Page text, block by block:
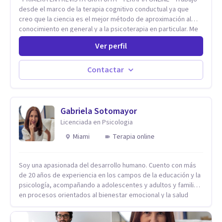
desde el marco de la terapia cognitivo conductual ya que
creo que la ciencia es el mejor método de aproximación al
conocimiento en general y a la psicoterapia en particular. Me
interesan los procesos de cambio conductual por los que una
persona pueda alcanzar sus objetivos, transitando,
aceptando y modificando sus patrones cognitivos y
emocionales. Abordo patologías específicas como trastornos
de ansiedad y del ánimo, y también crisis vitales y procesos
Ver perfil
Contactar
Gabriela Sotomayor
Licenciada en Psicologia
Miami
Terapia online
Soy una apasionada del desarrollo humano. Cuento con más
de 20 años de experiencia en los campos de la educación y la
psicología, acompañando a adolescentes y adultos y familias
en procesos orientados al bienestar emocional y la salud
las personas accedan a una vida más digna, plena y con